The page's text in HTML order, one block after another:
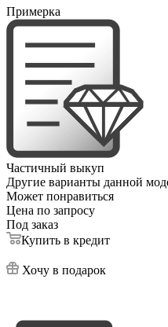
Примерка
Частичный выкуп
Другие варианты данной
Может понравиться
Цена по запросу
Под заказ
Купить в кредит
Хочу в подарок